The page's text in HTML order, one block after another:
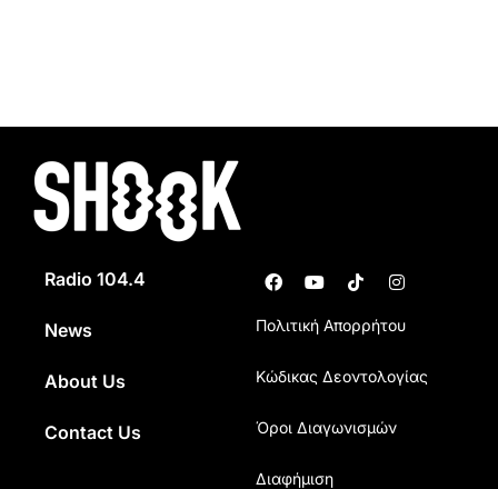
Radio 104.4
News
About Us
Contact Us
Πολιτική Απορρήτου
Κώδικας Δεοντολογίας
Όροι Διαγωνισμών
Διαφήμιση